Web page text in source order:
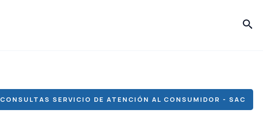
CONSULTAS SERVICIO DE ATENCIÓN AL CONSUMIDOR - SAC